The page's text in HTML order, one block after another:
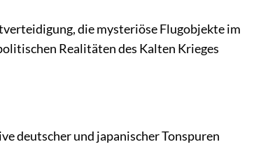
die mysteriöse Flugobjekte im
Realitäten des Kalten Krieges
deutscher und japanischer Tonspuren